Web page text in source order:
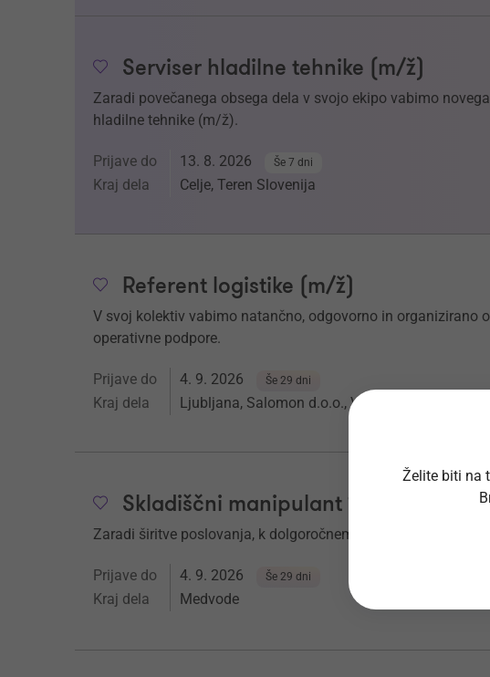
Serviser hladilne tehnike (m/ž)
Zaradi povečanega obsega dela v svojo ekipo vabimo
hladilne tehnike (m/ž).
Prijave do 13. 8. 2026 Še 7 dni
Kraj dela Celje, Teren Slovenija
Referent logistike (m/ž)
V svoj kolektiv vabimo natančno, odgovorno in organizirano
operativne podpore.
Prijave do 4. 9. 2026 Še 29 dni
Kraj dela Ljubljana, Salomon d.o.o., Vevška cesta 52,
Skladiščni manipulant 1. (m/ž)
Zaradi širitve poslovanja, k dolgoročnemu sodelovanju
Prijave do 4. 9. 2026 Še 29 dni
Kraj dela Medvode
Želite biti na